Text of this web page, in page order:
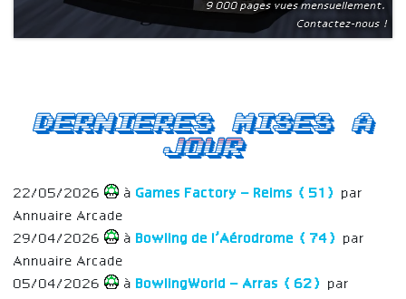
9 000 pages vues mensuellement.
Contactez-nous !
Dernieres mises a
jour
22/05/2026 à Games Factory – Reims (51)
par
Annuaire Arcade
29/04/2026
à Bowling de l’Aérodrome (74)
par
Annuaire Arcade
05/04/2026
à BowlingWorld – Arras (62)
par